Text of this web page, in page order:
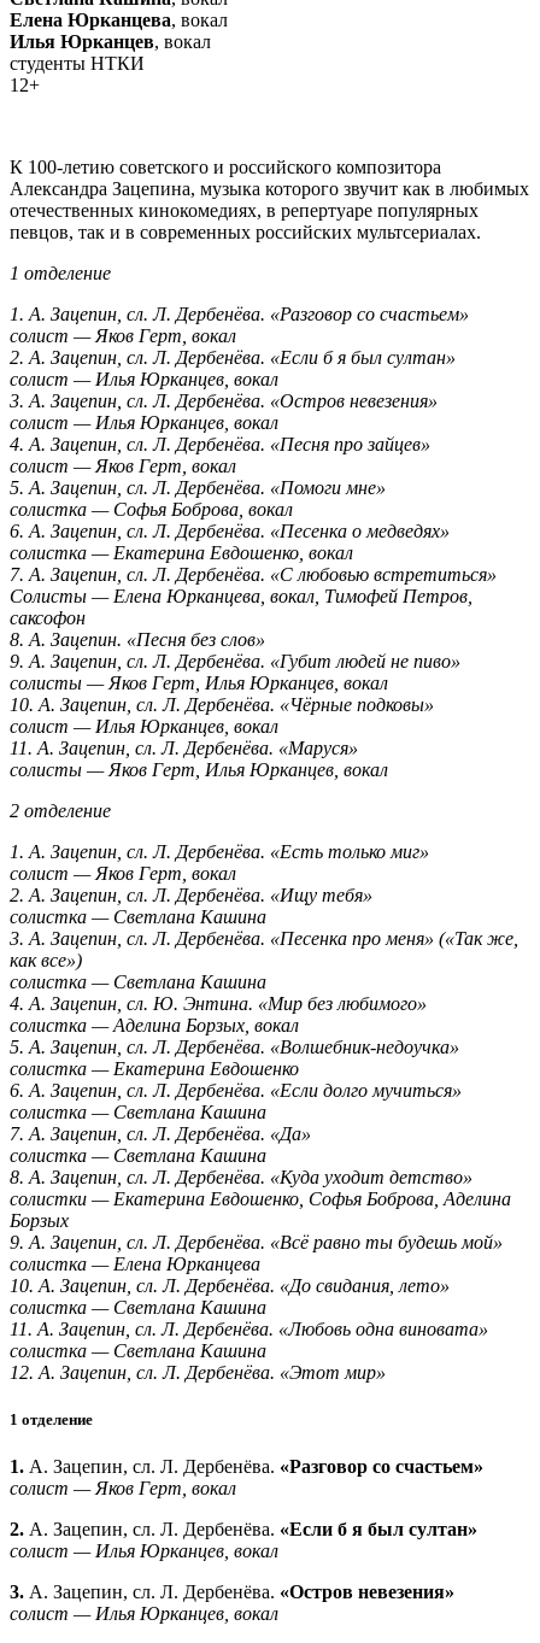
Елена Юрканцева, вокал
Илья Юрканцев, вокал
студенты НТКИ
12+
К 100-летию советского и российского композитора
Александра Зацепина, музыка которого звучит как в любимых
отечественных кинокомедиях, в репертуаре популярных
певцов, так и в современных российских мультсериалах.
1 отделение
1. А. Зацепин, сл. Л. Дербенёва. «Разговор со счастьем»
солист — Яков Герт, вокал
2. А. Зацепин, сл. Л. Дербенёва. «Если б я был султан»
солист — Илья Юрканцев, вокал
3. А. Зацепин, сл. Л. Дербенёва. «Остров невезения»
солист — Илья Юрканцев, вокал
4. А. Зацепин, сл. Л. Дербенёва. «Песня про зайцев»
солист — Яков Герт, вокал
5. А. Зацепин, сл. Л. Дербенёва. «Помоги мне»
солистка — Софья Боброва, вокал
6. А. Зацепин, сл. Л. Дербенёва. «Песенка о медведях»
солистка — Екатерина Евдошенко, вокал
7. А. Зацепин, сл. Л. Дербенёва. «С любовью встретиться»
Солисты — Елена Юрканцева, вокал, Тимофей Петров,
саксофон
8. А. Зацепин. «Песня без слов»
9. А. Зацепин, сл. Л. Дербенёва. «Губит людей не пиво»
солисты — Яков Герт, Илья Юрканцев, вокал
10. А. Зацепин, сл. Л. Дербенёва. «Чёрные подковы»
солист — Илья Юрканцев, вокал
11. А. Зацепин, сл. Л. Дербенёва. «Маруся»
солисты — Яков Герт, Илья Юрканцев, вокал
2 отделение
1. А. Зацепин, сл. Л. Дербенёва. «Есть только миг»
солист — Яков Герт, вокал
2. А. Зацепин, сл. Л. Дербенёва. «Ищу тебя»
солистка — Светлана Кашина
3. А. Зацепин, сл. Л. Дербенёва. «Песенка про меня» («Так же,
как все»)
солистка — Светлана Кашина
4. А. Зацепин, сл. Ю. Энтина. «Мир без любимого»
солистка — Аделина Борзых, вокал
5. А. Зацепин, сл. Л. Дербенёва. «Волшебник-недоучка»
солистка — Екатерина Евдошенко
6. А. Зацепин, сл. Л. Дербенёва. «Если долго мучиться»
солистка — Светлана Кашина
7. А. Зацепин, сл. Л. Дербенёва. «Да»
солистка — Светлана Кашина
8. А. Зацепин, сл. Л. Дербенёва. «Куда уходит детство»
солистки — Екатерина Евдошенко, Софья Боброва, Аделина
Борзых
9. А. Зацепин, сл. Л. Дербенёва. «Всё равно ты будешь мой»
солистка — Елена Юрканцева
10. А. Зацепин, сл. Л. Дербенёва. «До свидания, лето»
солистка — Светлана Кашина
11. А. Зацепин, сл. Л. Дербенёва. «Любовь одна виновата»
солистка — Светлана Кашина
12. А. Зацепин, сл. Л. Дербенёва. «Этот мир»
1 отделение
1. А. Зацепин, сл. Л. Дербенёва. «Разговор со счастьем»
солист — Яков Герт, вокал
2. А. Зацепин, сл. Л. Дербенёва. «Если б я был султан»
солист — Илья Юрканцев, вокал
3. А. Зацепин, сл. Л. Дербенёва. «Остров невезения»
солист — Илья Юрканцев, вокал